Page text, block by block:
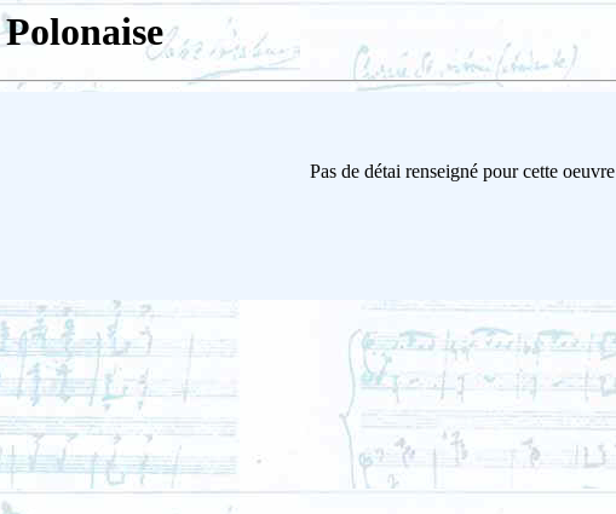
Polonaise
Pas de détai renseigné pour cette oeuvre